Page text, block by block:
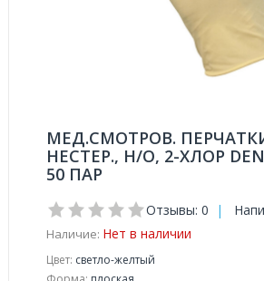
МЕД.СМОТРОВ.
НЕСТЕР., Н/О, 2-ХЛОР
50 ПАР
Отзывы: 0 |
Наличие: Нет в наличии
Цвет: светло-желтый